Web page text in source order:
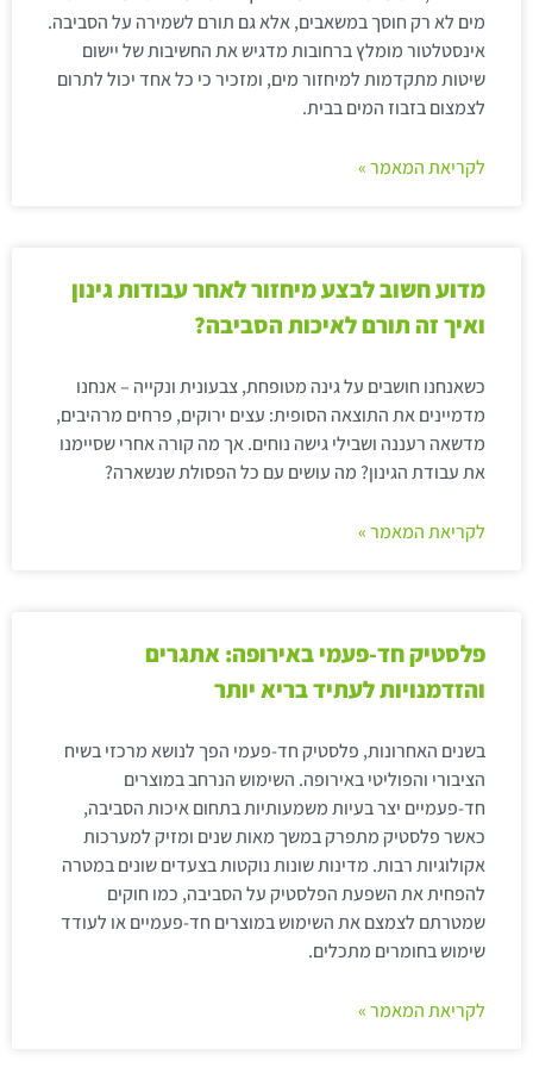
מים לא רק חוסך במשאבים, אלא גם תורם לשמירה על הסביבה.
אינסטלטור מומלץ ברחובות מדגיש את החשיבות של יישום
שיטות מתקדמות למיחזור מים, ומזכיר כי כל אחד יכול לתרום
לצמצום בזבוז המים בבית.
לקריאת המאמר »
מדוע חשוב לבצע מיחזור לאחר עבודות גינון
ואיך זה תורם לאיכות הסביבה?
כשאנחנו חושבים על גינה מטופחת, צבעונית ונקייה – אנחנו
מדמיינים את התוצאה הסופית: עצים ירוקים, פרחים מרהיבים,
מדשאה רעננה ושבילי גישה נוחים. אך מה קורה אחרי שסיימנו
את עבודת הגינון? מה עושים עם כל הפסולת שנשארה?
לקריאת המאמר »
פלסטיק חד-פעמי באירופה: אתגרים
והזדמנויות לעתיד בריא יותר
בשנים האחרונות, פלסטיק חד-פעמי הפך לנושא מרכזי בשיח
הציבורי והפוליטי באירופה. השימוש הנרחב במוצרים
חד-פעמיים יצר בעיות משמעותיות בתחום איכות הסביבה,
כאשר פלסטיק מתפרק במשך מאות שנים ומזיק למערכות
אקולוגיות רבות. מדינות שונות נוקטות בצעדים שונים במטרה
להפחית את השפעת הפלסטיק על הסביבה, כמו חוקים
שמטרתם לצמצם את השימוש במוצרים חד-פעמיים או לעודד
שימוש בחומרים מתכלים.
לקריאת המאמר »